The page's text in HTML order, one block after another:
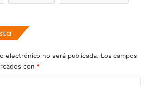
electrónico no será publicada. Los campos
con *